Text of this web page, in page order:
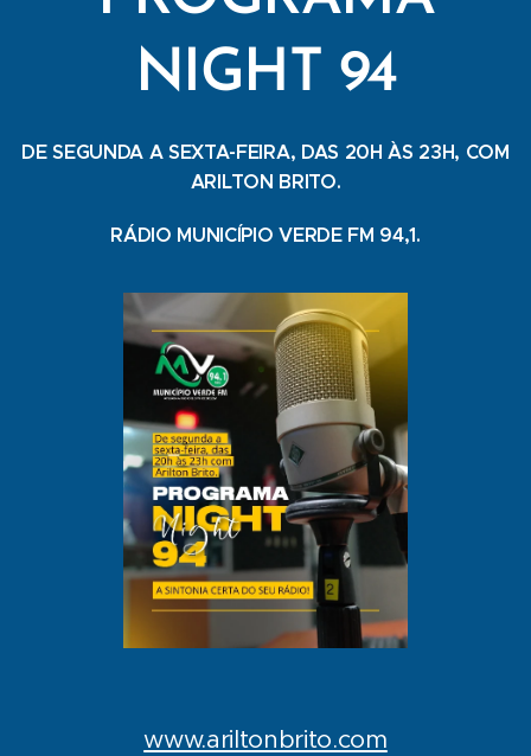
NIGHT 94
DE SEGUNDA A SEXTA-FEIRA, DAS 20H ÀS 23H, COM
ARILTON BRITO.
RÁDIO MUNICÍPIO VERDE FM 94,1.
www.ariltonbrito.com